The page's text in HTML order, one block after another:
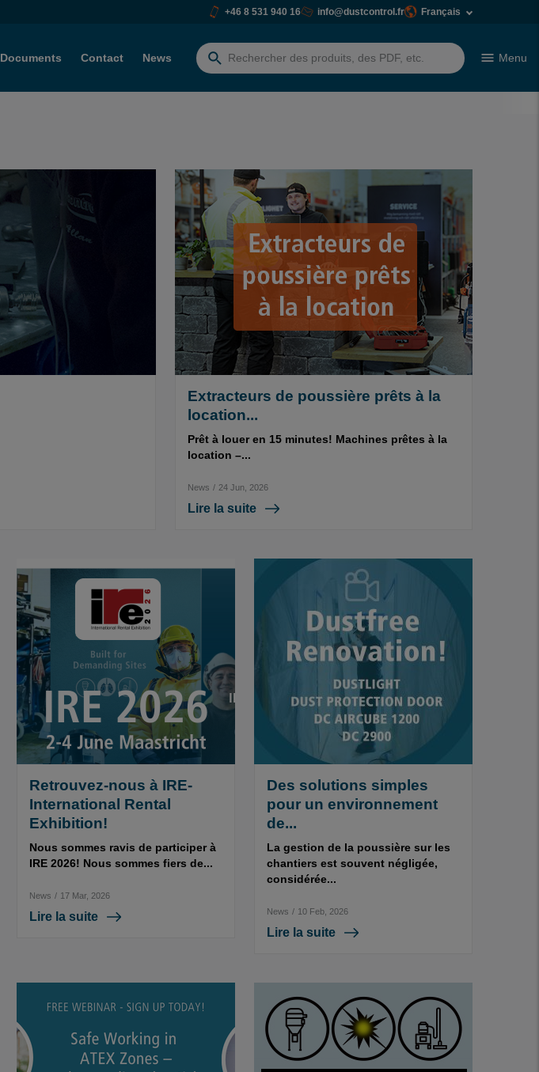
+46 8 531 940 16 info@dustcontrol.fr Français
Documents Contact News
Rechercher:
Menu
Extracteurs de poussière prêts à la
location...
Prêt à louer en 15 minutes! Machines prêtes à la
location –...
News / 24 Jun, 2026
Lire la suite
Retrouvez-nous à IRE-
International Rental
Exhibition!
Nous sommes ravis de participer à
IRE 2026! Nous sommes fiers de...
News / 17 Mar, 2026
Lire la suite
Des solutions simples
pour un environnement
de...
La gestion de la poussière sur les
chantiers est souvent négligée,
considérée...
News / 10 Feb, 2026
Lire la suite